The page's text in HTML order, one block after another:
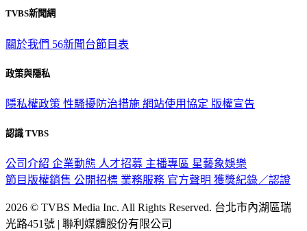
TVBS新聞網
關於我們 56新聞台節目表
政策與隱私
隱私權政策 性騷擾防治措施 網站使用協定 版權宣告
認識 TVBS
公司介紹 企業動態 人才招募 主播專區 星藝象娛樂
節目版權銷售 公開招標 業務服務 官方聲明 獲獎紀錄／認證
2026 © TVBS Media Inc. All Rights Reserved. 台北市內湖區瑞
光路451號 | 聯利媒體股份有限公司